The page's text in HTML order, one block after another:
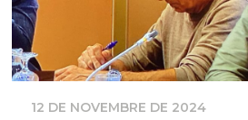
12 DE NOVEMBRE DE 2024